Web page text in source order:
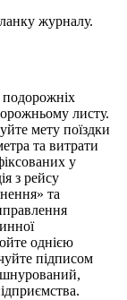
журналу.
листу.
мету поїздки
та витрати
у
з рейсу
та
однією
підписом